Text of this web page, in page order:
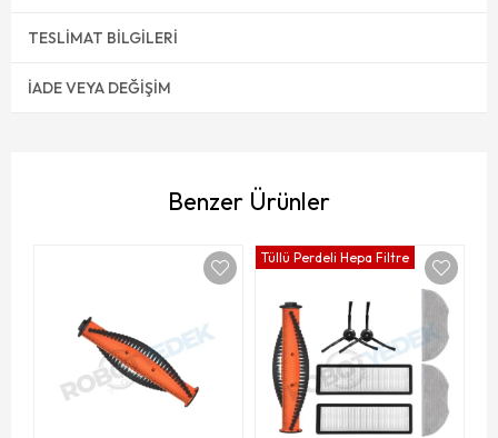
TESLIMAT BILGILERI
İADE VEYA DEĞIŞIM
Benzer Ürünler
Tüllü Perdeli Hepa Filtre